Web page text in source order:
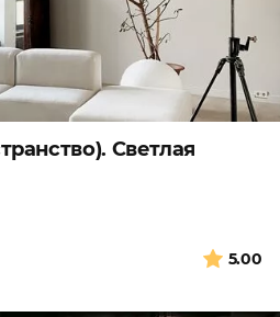
Светлая
5.00